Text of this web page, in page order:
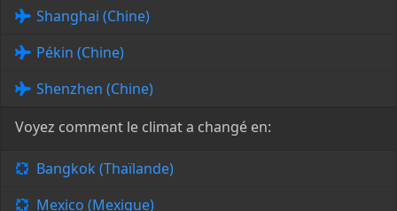
Shanghai (Chine)
Pékin (Chine)
Shenzhen (Chine)
Voyez comment le climat a changé en:
Bangkok (Thaïlande)
Mexico (Mexique)